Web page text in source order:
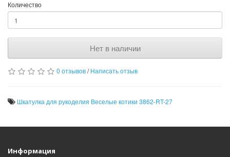
Количество
Нет в наличии
0 отзывов/Написать отзыв
Шкатулка для рукоделия Веселые котики 3862-RT-27
Информация